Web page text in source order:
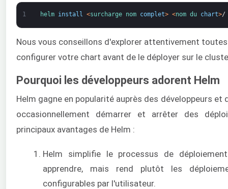
1 helm install <surcharge nom complet> <nom du chart>/
Nous vous conseillons d'explorer attentivement
configurer votre chart avant de le déployer sur le
Pourquoi les développeurs adorent Helm
Helm gagne en popularité auprès des développeurs
occasionnellement démarrer et arrêter des
principaux avantages de Helm :
Helm simplifie le processus de
apprendre, mais rend plutôt les
configurables par l'utilisateur.